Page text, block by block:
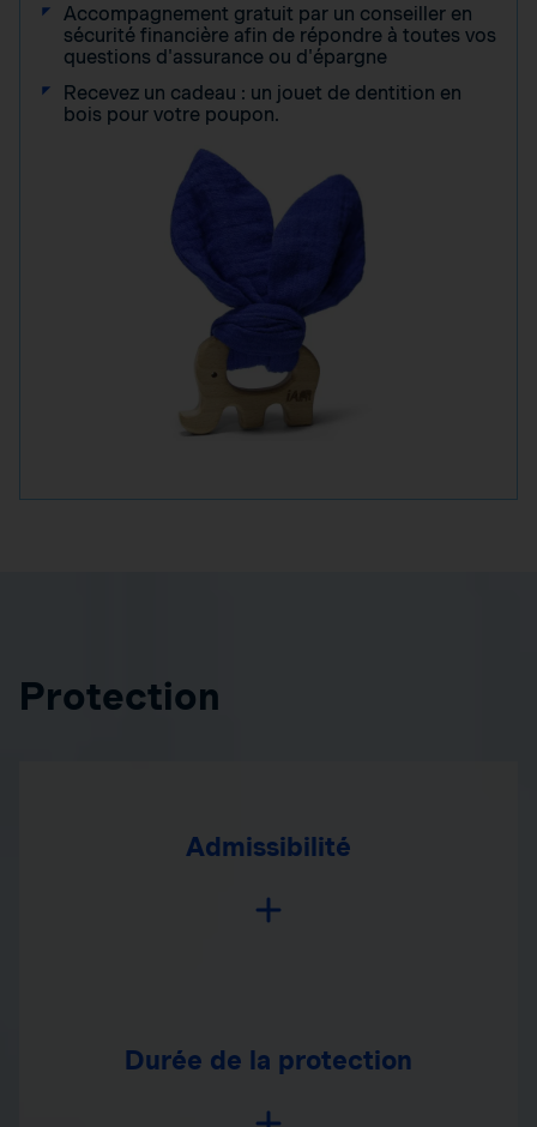
Accompagnement gratuit par un conseiller en
sécurité financière afin de répondre à toutes vos
questions d'assurance ou d'épargne
Recevez un cadeau : un jouet de dentition en
bois pour votre poupon.
Protection
Admissibilité
Durée de la protection